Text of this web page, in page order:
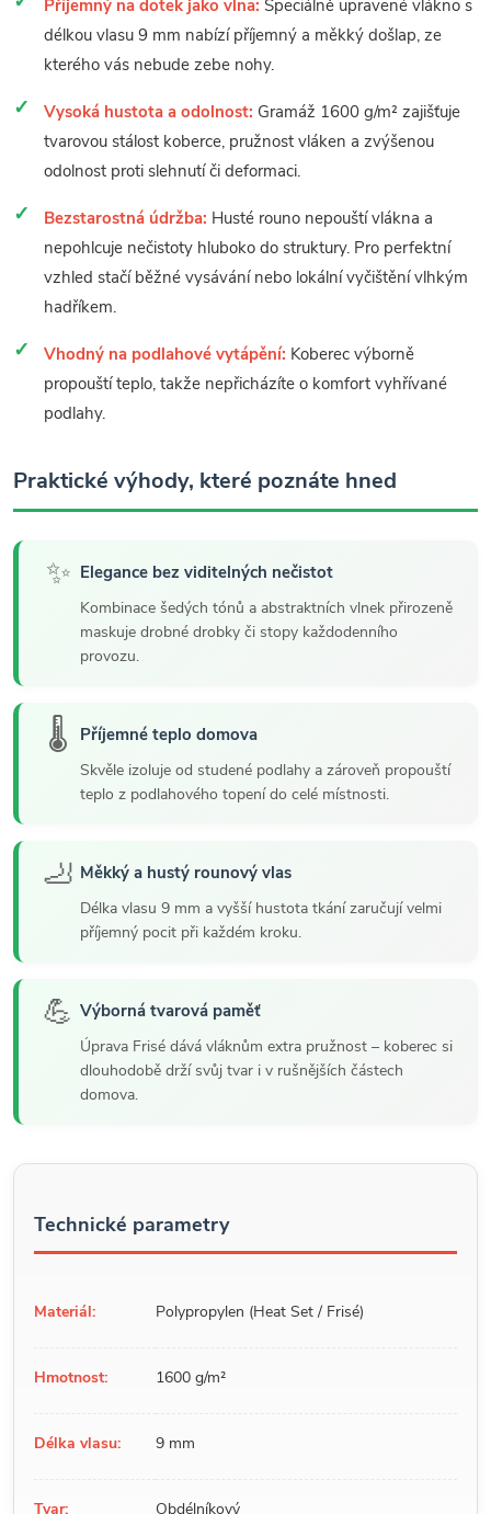
Příjemný na dotek jako vlna: Speciálně upravené vlákno s
délkou vlasu 9 mm nabízí příjemný a měkký došlap, ze
kterého vás nebude zebe nohy.
Vysoká hustota a odolnost: Gramáž 1600 g/m² zajišťuje
tvarovou stálost koberce, pružnost vláken a zvýšenou
odolnost proti slehnutí či deformaci.
Bezstarostná údržba: Husté rouno nepouští vlákna a
nepohlcuje nečistoty hluboko do struktury. Pro perfektní
vzhled stačí běžné vysávání nebo lokální vyčištění vlhkým
hadříkem.
Vhodný na podlahové vytápění: Koberec výborně
propouští teplo, takže nepřicházíte o komfort vyhřívané
podlahy.
Praktické výhody, které poznáte hned
✨ Elegance bez viditelných nečistot
Kombinace šedých tónů a abstraktních vlnek přirozeně
maskuje drobné drobky či stopy každodenního
provozu.
🌡️ Příjemné teplo domova
Skvěle izoluje od studené podlahy a zároveň propouští
teplo z podlahového topení do celé místnosti.
🦶 Měkký a hustý rounový vlas
Délka vlasu 9 mm a vyšší hustota tkání zaručují velmi
příjemný pocit při každém kroku.
💪 Výborná tvarová paměť
Úprava Frisé dává vláknům extra pružnost – koberec si
dlouhodobě drží svůj tvar i v rušnějších částech
domova.
Technické parametry
Materiál: Polypropylen (Heat Set / Frisé)
Hmotnost: 1600 g/m²
Délka vlasu: 9 mm
Tvar: Obdélníkový